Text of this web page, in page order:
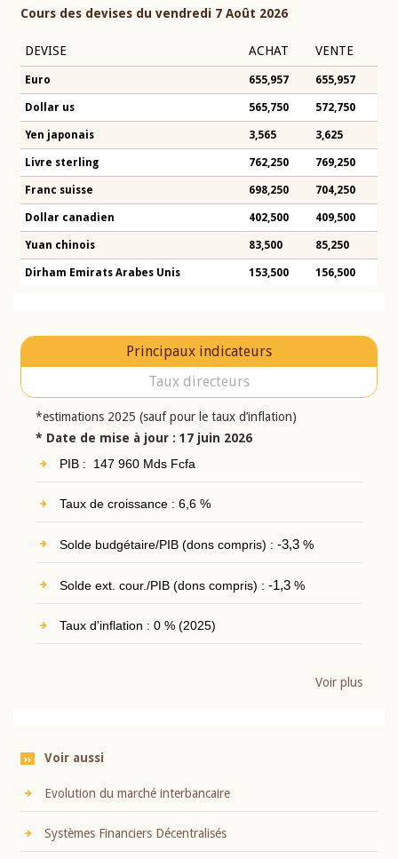
Cours des devises du vendredi 7 Août 2026
DEVISE ACHAT VENTE
Euro 655,957 655,957
Dollar us 565,750 572,750
Yen japonais 3,565 3,625
Livre sterling 762,250 769,250
Franc suisse 698,250 704,250
Dollar canadien 402,500 409,500
Yuan chinois 83,500 85,250
Dirham Emirats Arabes Unis 153,500 156,500
Principaux indicateurs
Taux directeurs
*estimations 2025 (sauf pour le taux d’inflation)
* Date de mise à jour : 17 juin 2026
PIB : 147 960 Mds Fcfa
Taux de croissance : 6,6 %
Solde budgétaire/PIB (dons compris) : -3,3%
Solde ext. cour./PIB (dons compris) : -1,3%
Taux d'inflation : 0 % (2025)
Voir plus
Voir aussi
Evolution du marché interbancaire
Systèmes Financiers Décentralisés